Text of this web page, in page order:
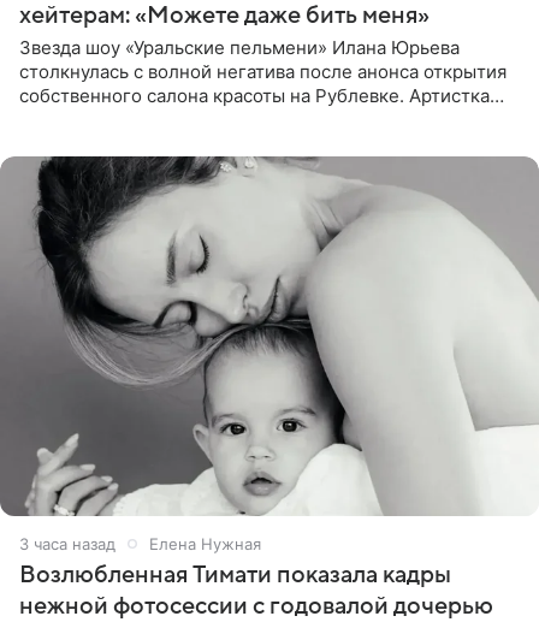
хейтерам: «Можете даже бить меня»
Звезда шоу «Уральские пельмени» Илана Юрьева
столкнулась с волной негатива после анонса открытия
собственного салона красоты на Рублевке. Артистка
3 часа назад Елена Нужная
Возлюбленная Тимати показала кадры
нежной фотосессии с годовалой дочерью